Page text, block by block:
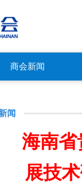
商会新闻
闻
海南省
展技